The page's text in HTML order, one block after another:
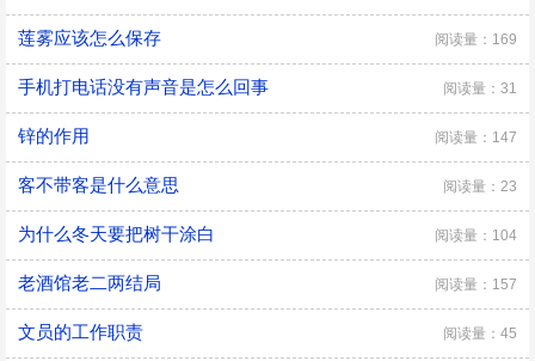
莲雾应该怎么保存 阅读量：169
手机打电话没有声音是怎么回事 阅读量：31
锌的作用 阅读量：147
客不带客是什么意思 阅读量：23
为什么冬天要把树干涂白 阅读量：104
老酒馆老二两结局 阅读量：157
文员的工作职责 阅读量：45